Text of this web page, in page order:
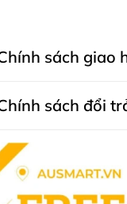
thế giới tin dùng.
được ưa chuộng đến
B tổng
sách giao
sách đổi